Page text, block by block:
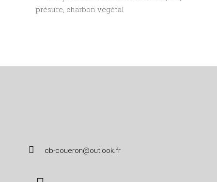
présure, charbon végétal
cb-coueron@outlook.fr